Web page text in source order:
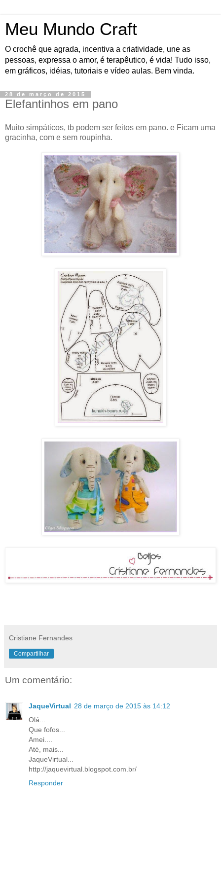
Meu Mundo Craft
O crochê que agrada, incentiva a criatividade, une as
pessoas, expressa o amor, é terapêutico, é vida! Tudo isso,
em gráficos, idéias, tutoriais e vídeo aulas. Bem vinda.
28 de março de 2015
Elefantinhos em pano
Muito simpáticos, tb podem ser feitos em pano. e Ficam uma
gracinha, com e sem roupinha.
Cristiane Fernandes
Compartilhar
Um comentário:
JaqueVirtual 28 de março de 2015 às 14:12
Olá...
Que fofos...
Amei....
Até, mais...
JaqueVirtual...
http://jaquevirtual.blogspot.com.br/
Responder